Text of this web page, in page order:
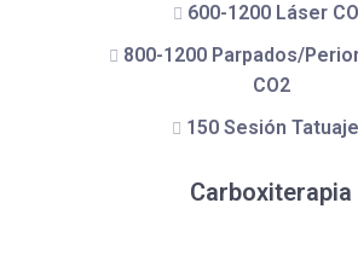
600-1200 Láser
800-1200 Parpados/
CO2
150 Sesión
Carboxiterapia